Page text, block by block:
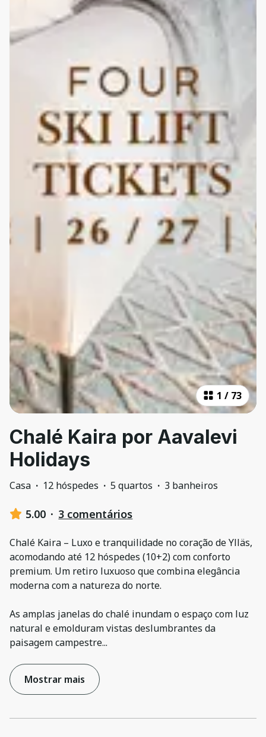
1 / 73
Chalé Kaira por Aavalevi
Holidays
Casa · 12 hóspedes · 5 quartos · 3 banheiros
5.00 · 3 comentários
Chalé Kaira – Luxo e tranquilidade no coração de Ylläs,
acomodando até 12 hóspedes (10+2) com conforto
premium. Um retiro luxuoso que combina elegância
moderna com a natureza do norte.
As amplas janelas do chalé inundam o espaço com luz
natural e emolduram vistas deslumbrantes da
paisagem campestre...
Mostrar mais